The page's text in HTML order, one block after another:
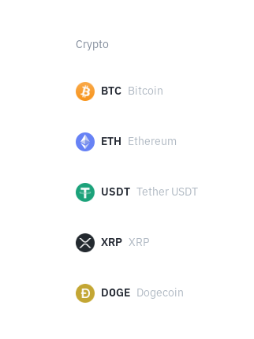
Crypto
BTC Bitcoin
ETH Ethereum
USDT Tether USDT
XRP XRP
DOGE Dogecoin